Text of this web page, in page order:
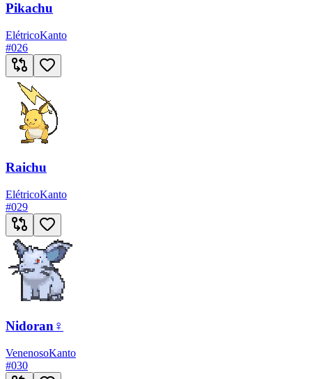
Pikachu
ElétricoKanto
#026
Raichu
ElétricoKanto
#029
Nidoran♀
VenenosoKanto
#030